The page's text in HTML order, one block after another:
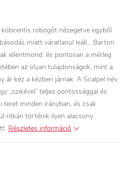
robogót nézegetve egyből
miatt váratlanul leáll... Barton
ellentmond, és pontosan a mérleg
az olyan tulajdonságok, mint a
ár kéz a kézben járnak. A Scalpel név
„szikével” teljes pontossággal és
teret minden irányban, és csak
ritkán történik ilyen alacsony
Részletes információ